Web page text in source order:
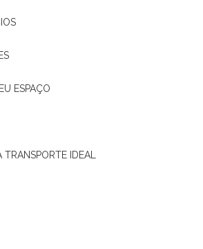
ESPAÇO
IDEAL